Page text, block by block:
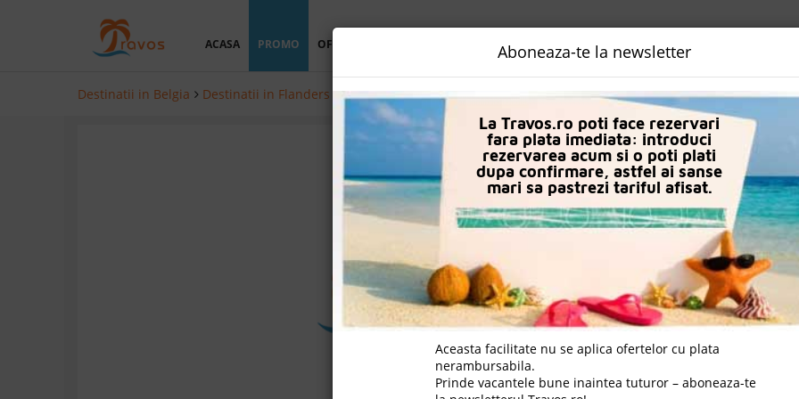
ACASA PROMO OFERTA PERSONALIZATA DESTINATII LOGIN
Destinatii in Belgia Destinatii in Flanders Hoteluri in Bruges Hotel Le Bois De Bruges
Aboneaza-te la newsletter
La Travos.ro poti face rezervari
fara plata imediata: introduci
rezervarea acum si o poti plati
dupa confirmare, astfel ai sanse
mari sa pastrezi tariful afisat.
Aceasta facilitate nu se aplica ofertelor cu plata
nerambursabila.
Prinde vacantele bune inaintea tuturor – aboneaza-te